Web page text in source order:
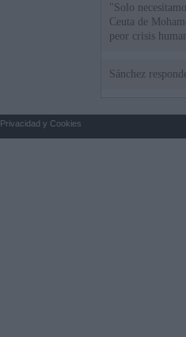
"Solo
Ceuta de
peor crisis
Sánchez
Privacidad y Cookies